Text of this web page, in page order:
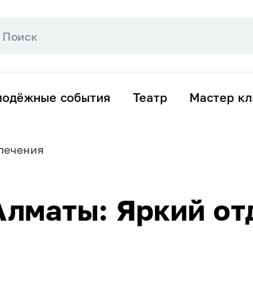
события Театр Мастер
Яркий